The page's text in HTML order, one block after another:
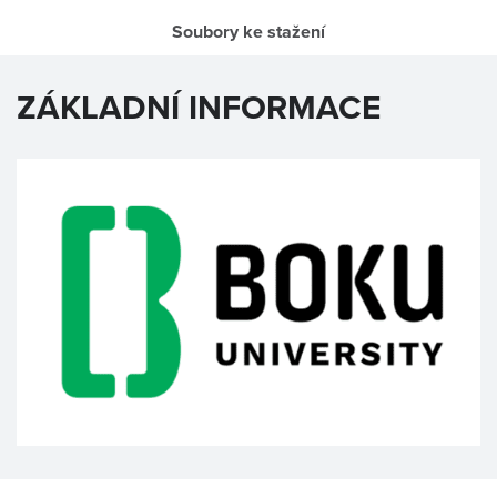
Soubory ke stažení
ZÁKLADNÍ INFORMACE